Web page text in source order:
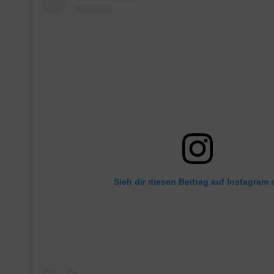
Sieh dir diesen Beitrag auf Instagram